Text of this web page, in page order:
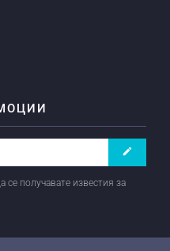
create
се получавате известия за